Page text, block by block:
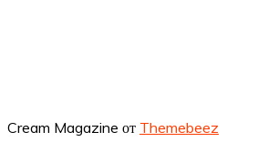
Cream Magazine от Themebeez